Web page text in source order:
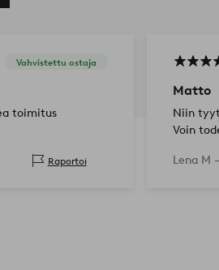
Vahvistettu ostaja
toimitus
Raportoi
Matto
Niin
Voin
Lena M